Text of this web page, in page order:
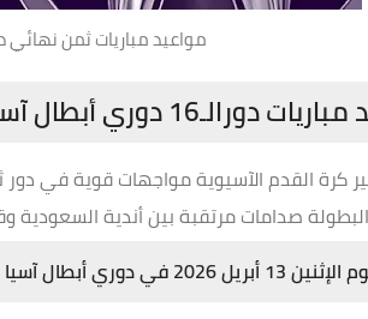
مواعيد مباريات ثمن نهائي دوري
دوري أبطال آسيا للنخبة 2025-2026
كرة القدم الآسيوية مواجهات قوية في
صدامات مرتقبة بين أندية السعودية
في دوري أبطال آسيا للنخبة